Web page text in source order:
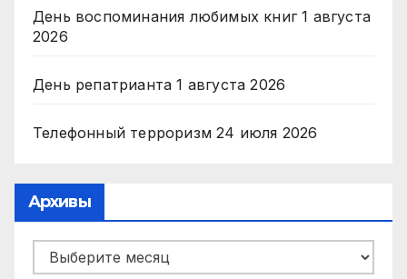
День воспоминания любимых книг 1 августа
2026
День репатрианта 1 августа 2026
Телефонный терроризм 24 июля 2026
Архивы
Архивы